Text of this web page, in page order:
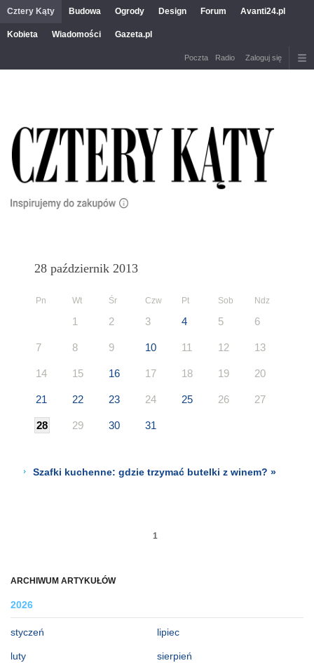
Cztery Kąty Budowa Ogrody Design Forum Avanti24.pl
Kobieta Wiadomości Gazeta.pl
Poczta Radio Zaloguj się
ARCHIWUM ARTYKUŁÓW
2026
styczeń
luty
lipiec
sierpień
28 październik 2013
Pn Wt Śr Czw Pt Sob Ndz
1 2 3 4 5 6
7 8 9 10 11 12 13
14 15 16 17 18 19 20
21 22 23 24 25 26 27
28 29 30 31
Szafki kuchenne: gdzie trzymać butelki z winem? »
1